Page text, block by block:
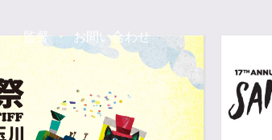
監督 お問い合わせ